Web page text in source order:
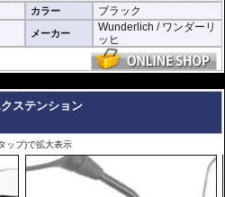
カラー ブラック
メーカー
Wunderlich / ワンダーリ
ッヒ
ステンション
ップ)で拡大表示